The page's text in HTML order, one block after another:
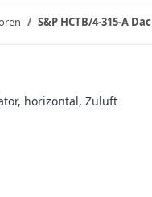
S&P HCTB/4-315-A